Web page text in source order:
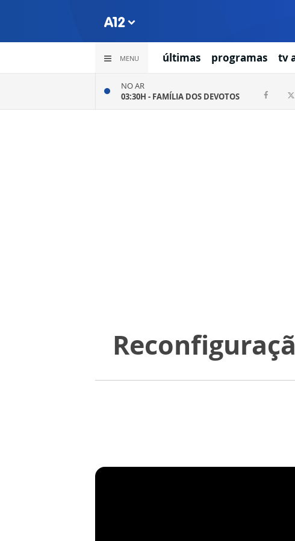
MENU últimas programas tv
NO AR
03:30H - FAMÍLIA DOS DEVOTOS